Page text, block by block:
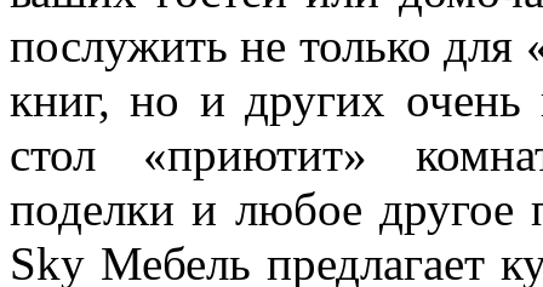
послужить не только для
книг, но и других
стол «приютит»
поделки и любое другое
Sky Мебель предлагает